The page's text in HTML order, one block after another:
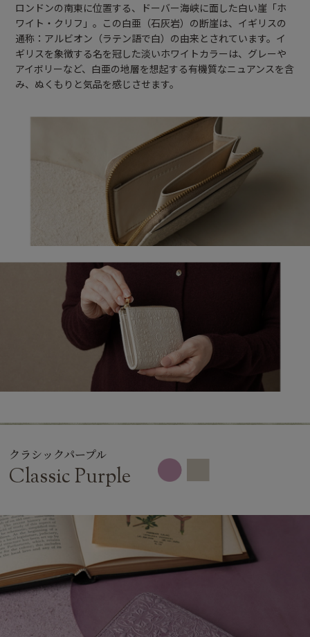
ロンドンの南東に位置する、ドーバー海峡に面した白い崖「ホ
ワイト・クリフ」。この白亜（石灰岩）の断崖は、イギリスの
通称：アルビオン（ラテン語で白）の由来とされています。イ
ギリスを象徴する名を冠した淡いホワイトカラーは、グレーや
アイボリーなど、白亜の地層を想起する有機質なニュアンスを含
み、ぬくもりと気品を感じさせます。
クラシックパープル
Classic Purple